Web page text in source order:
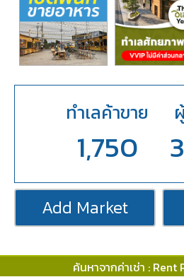
ทำเลค้าขาย
1,750
Add Market
ค้นหาจากค่าเช่า : Rent